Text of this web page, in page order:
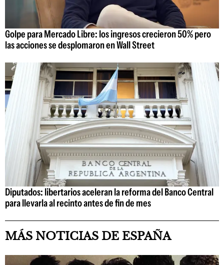
Golpe para Mercado Libre: los ingresos crecieron 50% pero
las acciones se desplomaron en Wall Street
Diputados: libertarios aceleran la reforma del Banco Central
para llevarla al recinto antes de fin de mes
MÁS NOTICIAS DE ESPAÑA